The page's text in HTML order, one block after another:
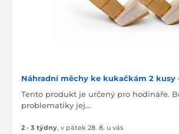
Náhradní měchy ke kukačkám 2 kusy
Tento produkt je určený pro hodináře.
problematiky jej…
2 - 3 týdny, v pátek 28. 8. u vás